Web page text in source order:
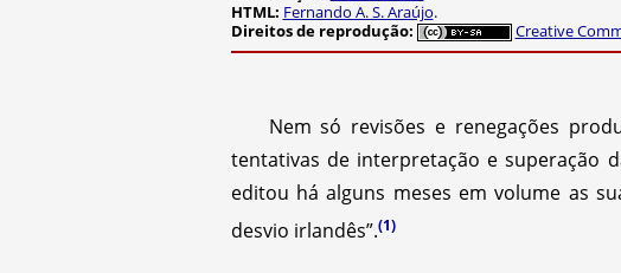
HTML: Fernando A. S. Araújo.
Direitos de reprodução:
Creative
Nem só revisões e renegações
tentativas de interpretação e superação
editou há alguns meses em volume as
desvio irlandês”.(1)